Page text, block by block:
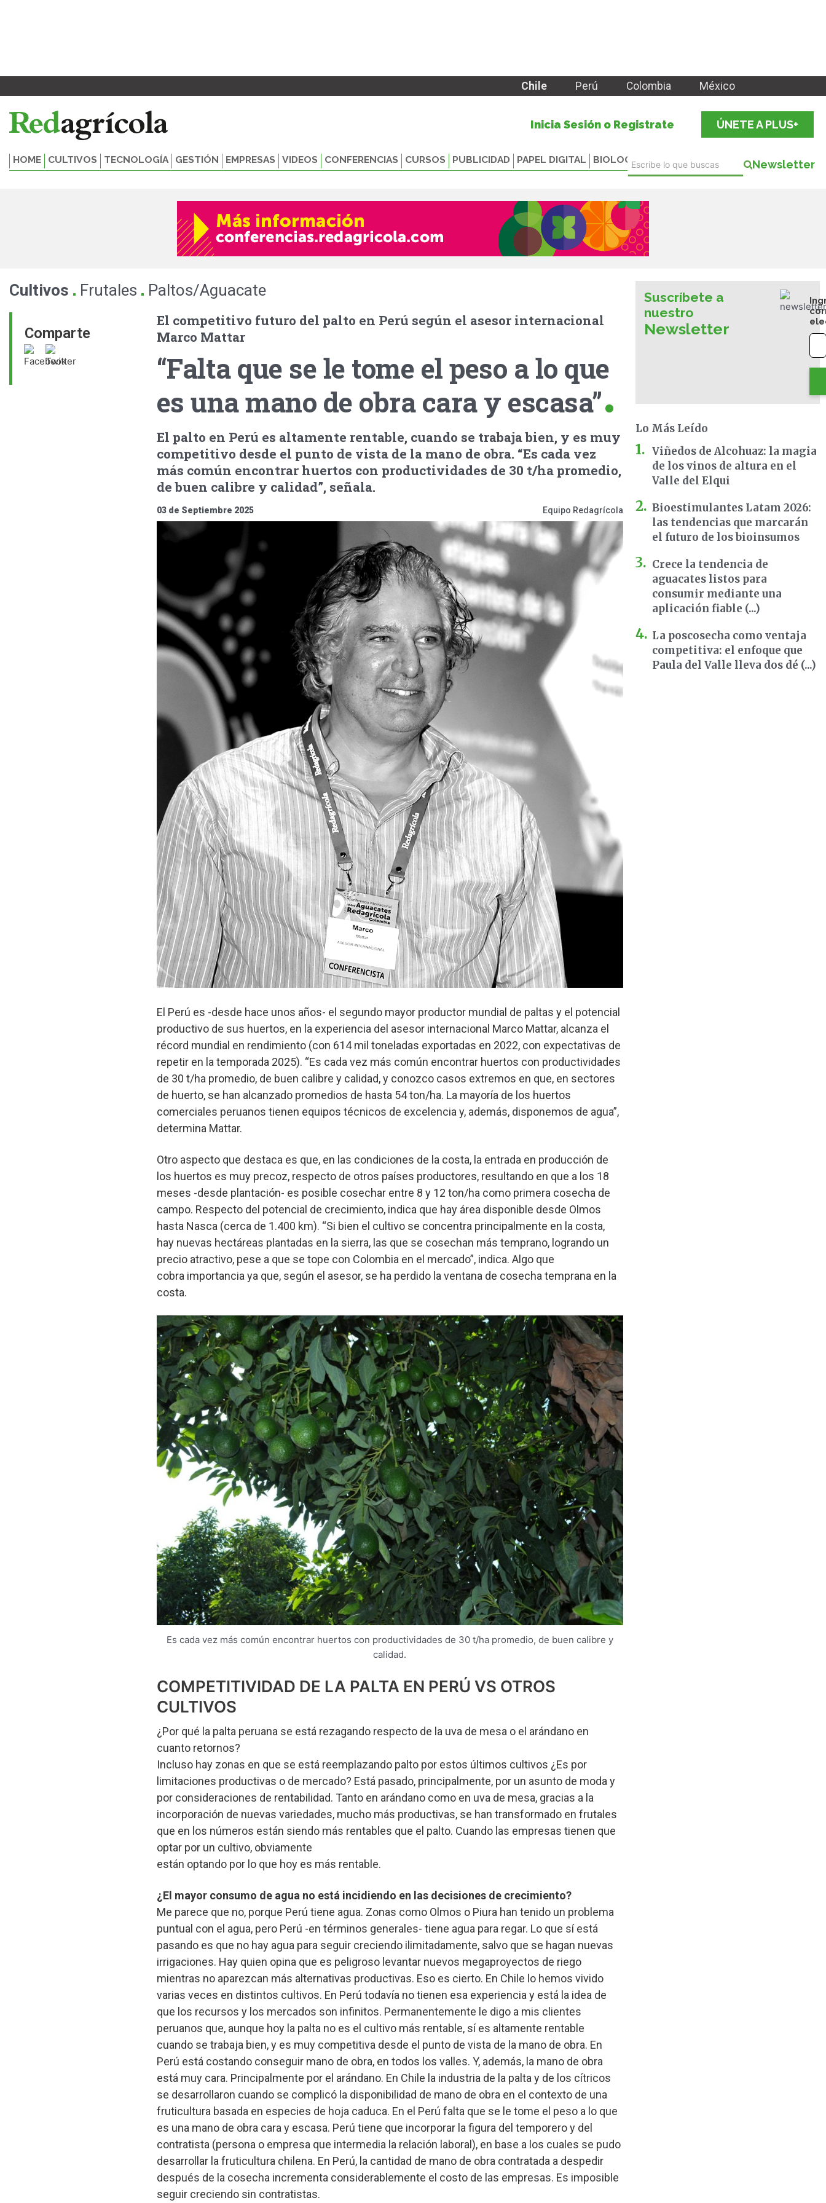
Chile Perú Colombia México
Inicia Sesión o Registrate ÚNETE A PLUS+
HOME CULTIVOS TECNOLOGÍA GESTIÓN EMPRESAS VIDEOS CONFERENCIAS CURSOS PUBLICIDAD PAPEL DIGITAL BIOLOGICALS Newsletter
Cultivos . Frutales . Paltos/Aguacate
Comparte
El competitivo futuro del palto en Perú según el asesor internacional
Marco Mattar
“Falta que se le tome el peso a lo que
es una mano de obra cara y escasa”
El palto en Perú es altamente rentable, cuando se trabaja bien, y es muy
competitivo desde el punto de vista de la mano de obra. “Es cada vez
más común encontrar huertos con productividades de 30 t/ha promedio,
de buen calibre y calidad”, señala.
03 de Septiembre 2025 Equipo Redagrícola
El Perú es -desde hace unos años- el segundo mayor productor mundial de paltas y el potencial
productivo de sus huertos, en la experiencia del asesor internacional Marco Mattar, alcanza el
récord mundial en rendimiento (con 614 mil toneladas exportadas en 2022, con expectativas de
repetir en la temporada 2025). “Es cada vez más común encontrar huertos con productividades
de 30 t/ha promedio, de buen calibre y calidad, y conozco casos extremos en que, en sectores
de huerto, se han alcanzado promedios de hasta 54 ton/ha. La mayoría de los huertos
comerciales peruanos tienen equipos técnicos de excelencia y, además, disponemos de agua”,
determina Mattar.
Otro aspecto que destaca es que, en las condiciones de la costa, la entrada en producción de
los huertos es muy precoz, respecto de otros países productores, resultando en que a los 18
meses -desde plantación- es posible cosechar entre 8 y 12 ton/ha como primera cosecha de
campo. Respecto del potencial de crecimiento, indica que hay área disponible desde Olmos
hasta Nasca (cerca de 1.400 km). “Si bien el cultivo se concentra principalmente en la costa,
hay nuevas hectáreas plantadas en la sierra, las que se cosechan más temprano, logrando un
precio atractivo, pese a que se tope con Colombia en el mercado”, indica. Algo que
cobra importancia ya que, según el asesor, se ha perdido la ventana de cosecha temprana en la
costa.
Es cada vez más común encontrar huertos con productividades de 30 t/ha promedio, de buen calibre y
calidad.
COMPETITIVIDAD DE LA PALTA EN PERÚ VS OTROS
CULTIVOS
¿Por qué la palta peruana se está rezagando respecto de la uva de mesa o el arándano en
cuanto retornos?
Incluso hay zonas en que se está reemplazando palto por estos últimos cultivos ¿Es por
limitaciones productivas o de mercado? Está pasado, principalmente, por un asunto de moda y
por consideraciones de rentabilidad. Tanto en arándano como en uva de mesa, gracias a la
incorporación de nuevas variedades, mucho más productivas, se han transformado en frutales
que en los números están siendo más rentables que el palto. Cuando las empresas tienen que
optar por un cultivo, obviamente
están optando por lo que hoy es más rentable.
¿El mayor consumo de agua no está incidiendo en las decisiones de crecimiento?
Me parece que no, porque Perú tiene agua. Zonas como Olmos o Piura han tenido un problema
puntual con el agua, pero Perú -en términos generales- tiene agua para regar. Lo que sí está
pasando es que no hay agua para seguir creciendo ilimitadamente, salvo que se hagan nuevas
irrigaciones. Hay quien opina que es peligroso levantar nuevos megaproyectos de riego
mientras no aparezcan más alternativas productivas. Eso es cierto. En Chile lo hemos vivido
varias veces en distintos cultivos. En Perú todavía no tienen esa experiencia y está la idea de
que los recursos y los mercados son infinitos. Permanentemente le digo a mis clientes
peruanos que, aunque hoy la palta no es el cultivo más rentable, sí es altamente rentable
cuando se trabaja bien, y es muy competitiva desde el punto de vista de la mano de obra. En
Perú está costando conseguir mano de obra, en todos los valles. Y, además, la mano de obra
está muy cara. Principalmente por el arándano. En Chile la industria de la palta y de los cítricos
se desarrollaron cuando se complicó la disponibilidad de mano de obra en el contexto de una
fruticultura basada en especies de hoja caduca. En el Perú falta que se le tome el peso a lo que
es una mano de obra cara y escasa. Perú tiene que incorporar la figura del temporero y del
contratista (persona o empresa que intermedia la relación laboral), en base a los cuales se pudo
desarrollar la fruticultura chilena. En Perú, la cantidad de mano de obra contratada a despedir
después de la cosecha incrementa considerablemente el costo de las empresas. Es imposible
seguir creciendo sin contratistas.
Suscríbete a
nuestro
Newsletter
Lo Más Leído
Viñedos de Alcohuaz: la magia
de los vinos de altura en el
Valle del Elqui
Bioestimulantes Latam 2026:
las tendencias que marcarán
el futuro de los bioinsumos
Crece la tendencia de
aguacates listos para
consumir mediante una
aplicación fiable (...)
La poscosecha como ventaja
competitiva: el enfoque que
Paula del Valle lleva dos dé (...)